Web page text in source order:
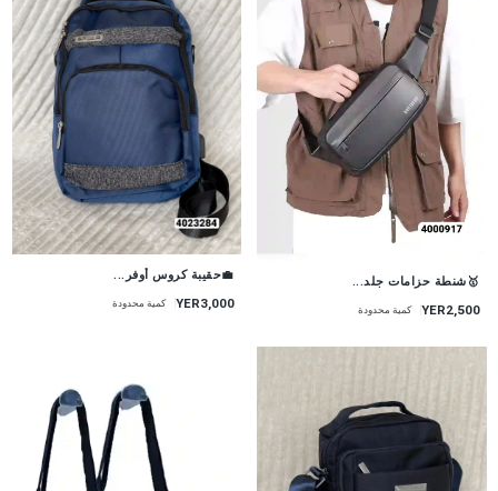
🥇شنطة حزامات جلد...
YER2,500 كمية محدودة
💼حقيبة كروس أوفر...
YER3,000 كمية محدودة